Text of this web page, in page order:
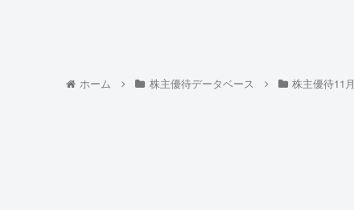
ホーム 株主優待データベース 株主優待11月